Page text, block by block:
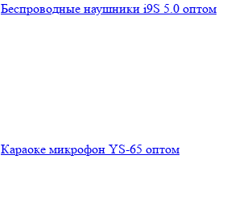
Беспроводные наушники i9S 5.0 оптом
Караоке микрофон YS-65 оптом